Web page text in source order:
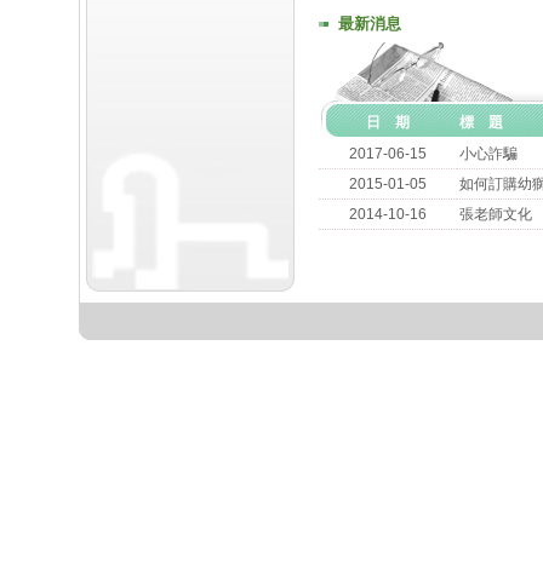
最新消息
日 期
標 題
2017-06-15
小心詐騙
2015-01-05
如何訂購幼
2014-10-16
張老師文化